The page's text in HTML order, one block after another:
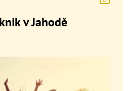
v Jahodě